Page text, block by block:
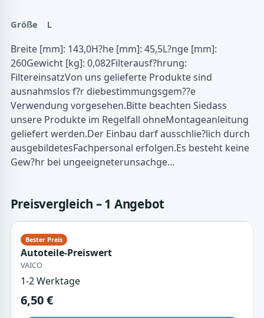
Größe L
Breite [mm]: 143,0H?he [mm]: 45,5L?nge [mm]:
260Gewicht [kg]: 0,082Filterausf?hrung:
FiltereinsatzVon uns gelieferte Produkte sind
ausnahmslos f?r diebestimmungsgem??e
Verwendung vorgesehen.Bitte beachten Siedass
unsere Produkte im Regelfall ohneMontageanleitung
geliefert werden.Der Einbau darf ausschlie?lich durch
ausgebildetesFachpersonal erfolgen.Es besteht keine
Gew?hr bei ungeeigneterunsachge…
Preisvergleich – 1 Angebot
Autoteile-Preiswert
VAICO
1-2 Werktage
6,50 €